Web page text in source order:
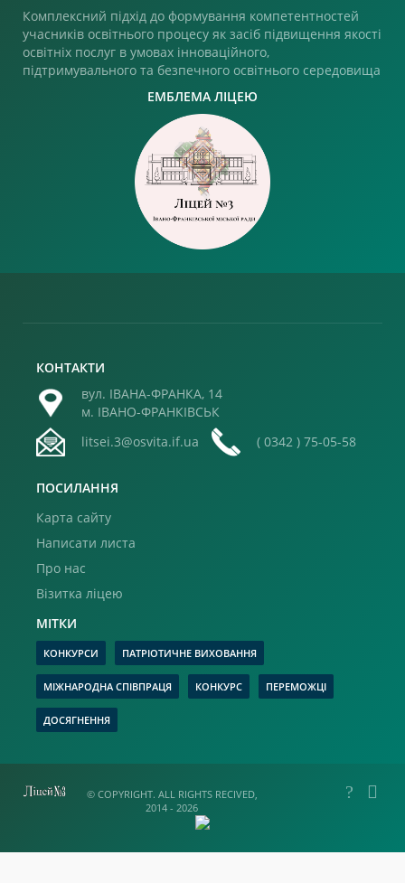
Комплексний підхід до формування компетентностей
учасників освітнього процесу як засіб підвищення якості
освітніх послуг в умовах інноваційного,
підтримувального та безпечного освітнього середовища
ЕМБЛЕМА ЛІЦЕЮ
КОНТАКТИ
вул. ІВАНА-ФРАНКА, 14
м. ІВАНО-ФРАНКІВСЬК
litsei.3@osvita.if.ua
( 0342 ) 75-05-58
ПОСИЛАННЯ
Карта сайту
Написати листа
Про нас
Візитка ліцею
МІТКИ
КОНКУРСИ ПАТРІОТИЧНЕ ВИХОВАННЯ
МІЖНАРОДНА СПІВПРАЦЯ КОНКУРС ПЕРЕМОЖЦІ
ДОСЯГНЕННЯ
© COPYRIGHT. ALL RIGHTS RECIVED,
2014 - 2026